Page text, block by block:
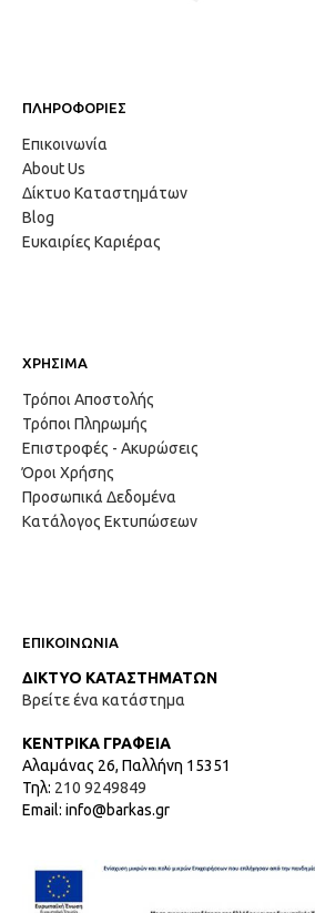
ΠΛΗΡΟΦΟΡΙΕΣ
Επικοινωνία
About Us
Δίκτυο Καταστημάτων
Blog
Ευκαιρίες Καριέρας
ΧΡΗΣΙΜΑ
Τρόποι Αποστολής
Τρόποι Πληρωμής
Επιστροφές - Ακυρώσεις
Όροι Χρήσης
Προσωπικά Δεδομένα
Κατάλογος Εκτυπώσεων
ΕΠΙΚΟΙΝΩΝΙΑ
ΔΙΚΤΥΟ ΚΑΤΑΣΤΗΜΑΤΩΝ
Βρείτε ένα κατάστημα
ΚΕΝΤΡΙΚΑ ΓΡΑΦΕΙΑ
Αλαμάνας 26, Παλλήνη 15351
Τηλ: 210 9249849
Email: info@barkas.gr